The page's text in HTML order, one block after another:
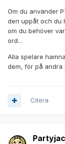
Om du använder
den uppåt och du
om du behöver
ord...
Alla spelare
dem, för på andra
Citera